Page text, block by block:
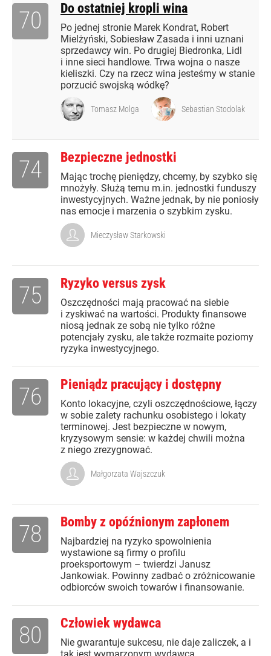
Do ostatniej kropli wina
Po jednej stronie Marek Kondrat, Robert
Mielżyński, Sobiesław Zasada i inni uznani
sprzedawcy win. Po drugiej Biedronka, Lidl
i inne sieci handlowe. Trwa wojna o nasze
kieliszki. Czy na rzecz wina jesteśmy w stanie
porzucić swojską wódkę?
70
Tomasz Molga Sebastian Stodolak
Bezpieczne jednostki
Mając trochę pieniędzy, chcemy, by szybko się
mnożyły. Służą temu m.in. jednostki funduszy
inwestycyjnych. Ważne jednak, by nie poniosły
nas emocje i marzenia o szybkim zysku.
74
Mieczysław Starkowski
Ryzyko versus zysk
Oszczędności mają pracować na siebie
i zyskiwać na wartości. Produkty finansowe
niosą jednak ze sobą nie tylko różne
potencjały zysku, ale także rozmaite poziomy
ryzyka inwestycyjnego.
75
Pieniądz pracujący i dostępny
Konto lokacyjne, czyli oszczędnościowe, łączy
w sobie zalety rachunku osobistego i lokaty
terminowej. Jest bezpieczne w nowym,
kryzysowym sensie: w każdej chwili można
z niego zrezygnować.
76
Małgorzata Wajszczuk
Bomby z opóźnionym zapłonem
Najbardziej na ryzyko spowolnienia
wystawione są firmy o profilu
proeksportowym – twierdzi Janusz
Jankowiak. Powinny zadbać o zróżnicowanie
odbiorców swoich towarów i finansowanie.
78
Człowiek wydawca
Nie gwarantuje sukcesu, nie daje zaliczek, a i
80